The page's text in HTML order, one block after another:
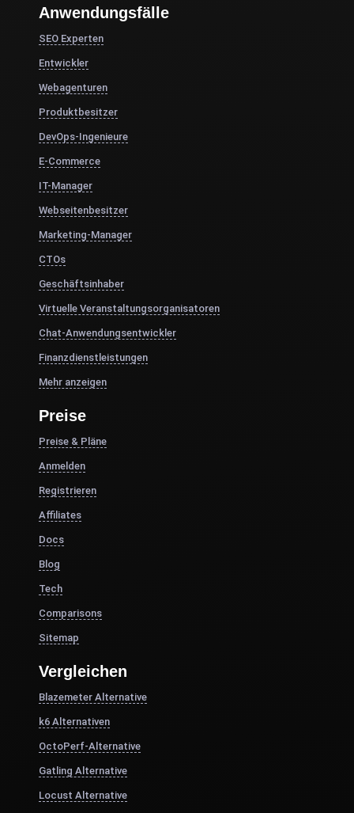
Anwendungsfälle
SEO Experten
Entwickler
Webagenturen
Produktbesitzer
DevOps-Ingenieure
E-Commerce
IT-Manager
Webseitenbesitzer
Marketing-Manager
CTOs
Geschäftsinhaber
Virtuelle Veranstaltungsorganisatoren
Chat-Anwendungsentwickler
Finanzdienstleistungen
Mehr anzeigen
Preise
Preise & Pläne
Anmelden
Registrieren
Affiliates
Docs
Blog
Tech
Comparisons
Sitemap
Vergleichen
Blazemeter Alternative
k6 Alternativen
OctoPerf-Alternative
Gatling Alternative
Locust Alternative